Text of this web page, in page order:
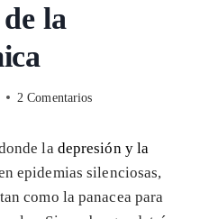
la
2 Comentarios
la depresión y la
epidemias silenciosas,
como la panacea para